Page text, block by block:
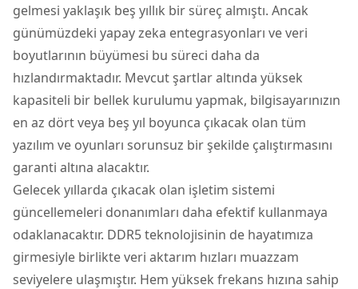
gelmesi yaklaşık beş yıllık bir süreç almıştı. Ancak
günümüzdeki yapay zeka entegrasyonları ve veri
boyutlarının büyümesi bu süreci daha da
hızlandırmaktadır. Mevcut şartlar altında yüksek
kapasiteli bir bellek kurulumu yapmak, bilgisayarınızın
en az dört veya beş yıl boyunca çıkacak olan tüm
yazılım ve oyunları sorunsuz bir şekilde çalıştırmasını
garanti altına alacaktır.
Gelecek yıllarda çıkacak olan işletim sistemi
güncellemeleri donanımları daha efektif kullanmaya
odaklanacaktır. DDR5 teknolojisinin de hayatımıza
girmesiyle birlikte veri aktarım hızları muazzam
seviyelere ulaşmıştır. Hem yüksek frekans hızına sahip